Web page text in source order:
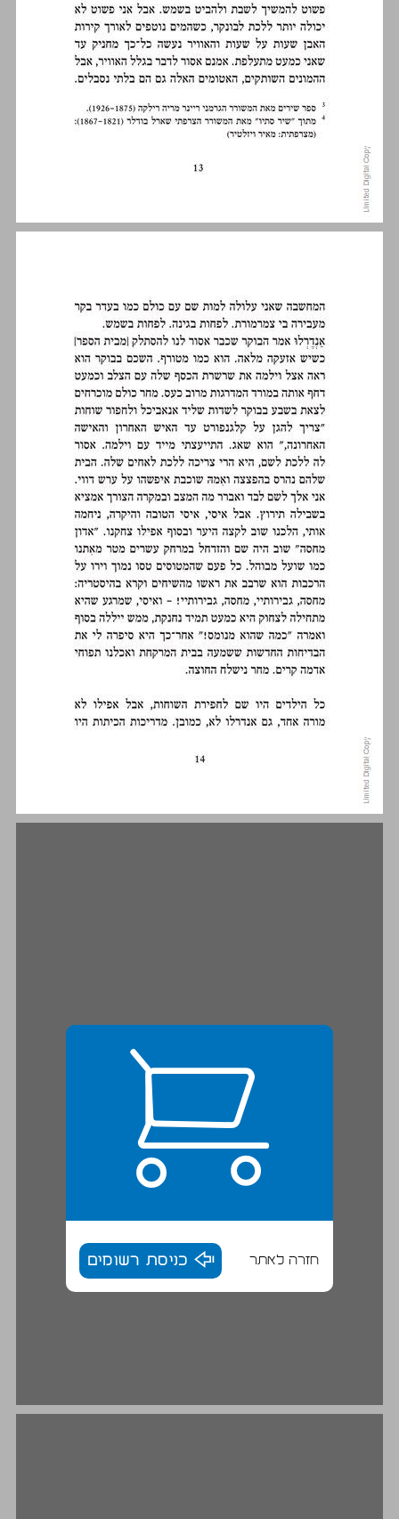
חזרה לאתר כניסת רשומים